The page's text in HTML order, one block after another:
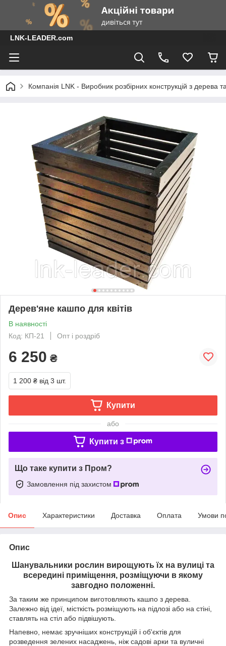
LNK-LEADER.com
Компанія LNK - Виробник розбірних конструкцій з дерева
Дерев'яне кашпо для квітів
В наявності
Код: КП-21
Опт і роздріб
6 250 ₴
1 200 ₴ від 3 шт.
Купити
або
Купити з
Що таке купити з Пром?
Замовлення під захистом
Опис Характеристики Доставка Оплата Умови
Опис
Шанувальники рослин вирощують їх на вулиці та
всередині приміщення, розміщуючи в якому
завгодно положенні.
За таким же принципом виготовляють кашпо з дерева.
Залежно від ідеї, місткість розміщують на підлозі або на стіні,
ставлять на стіл або підвішують.
Напевно, немає зручніших конструкцій і об'єктів для
розведення зелених насаджень, ніж садові арки та вуличні